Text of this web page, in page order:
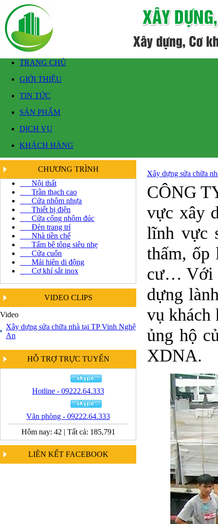
TRANG CHỦ
GIỚI THIỆU
TIN TỨC
SẢN PHẨM
DỊCH VỤ
KHÁCH HÀNG
CHƯƠNG TRÌNH
Nội thất
Trần thạch cao
Cửa nhôm nhựa
Thiết bị điện
Cửa cổng nhôm đúc
Đèn trang trí
Nhà tiền chế
Tấm bê tông siêu nhẹ
Cửa cuốn
Mái hiên di động
Cơ khí sắt inox
VIDEO CLIPS
Video
Xây dựng sửa chữa nhà tại TP Vinh Nghệ
An
HỖ TRỢ TRỰC TUYẾN
Hotline - 09222.64.333
Văn phòng - 09222.64.333
Hôm nay: 42 | Tất cả: 185,791
LIÊN KẾT FACEBOOK
Xây dựng sửa chữa
CÔNG
vực xây
lĩnh vực
thấm, ốp
cư… Với
dựng
vụ khách
ủng hộ
XDNA.